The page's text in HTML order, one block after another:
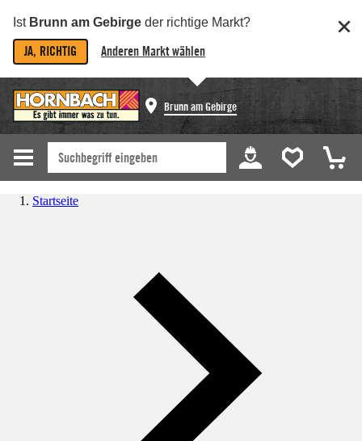
Ist Brunn am Gebirge der richtige Markt?
JA, RICHTIG Anderen Markt wählen
Brunn am Gebirge
Startseite